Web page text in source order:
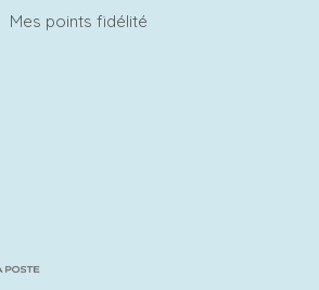
Mes points fidélité